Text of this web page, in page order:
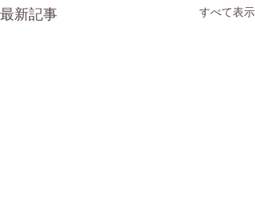
最新記事 すべて表示